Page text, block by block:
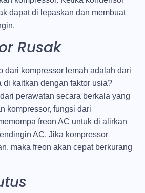
dapat di lepaskan dan membuat
Rusak
dari kompressor lemah adalah dari
di kaitkan dengan faktor usia?
perawatan secara berkala yang
kompressor, fungsi dari
freon AC untuk di alirkan
AC. Jika kompressor
maka freon akan cepat berkurang